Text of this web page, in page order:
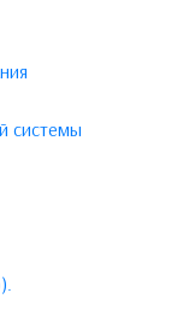
системы